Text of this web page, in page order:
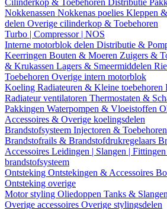
Cilinderkop & Toebehoren Distributie
Nokkenassen Nokkenas poelies Kleppen
delen Overige cilinderkop & Toebehoren
Turbo | Compressor | NOS
Interne motorblok delen Distributie &
Keerringen Bouten & Moeren Zuigers &
& Krukassen Lagers & Smeermiddelen
Toebehoren Overige intern motorblok
Koeling Radiateuren & Kleine toebehoren
Radiateur ventilatoren Thermostaten &
Pakkingen Waterpompen & Vloeistoffen
Accessoires & Overige koelingsdelen
Brandstofsysteem Injectoren & Toebehoren
Brandstofrails & Brandstofdrukregelaars
Accessoires Leidingen | Slangen | Fittingen
brandstofsysteem
Ontsteking Ontstekingen & Accessoires
Ontsteking overige
Motor styling Oliedoppen Tanks & Slangen
Overige accessoires Overige stylingsdelen